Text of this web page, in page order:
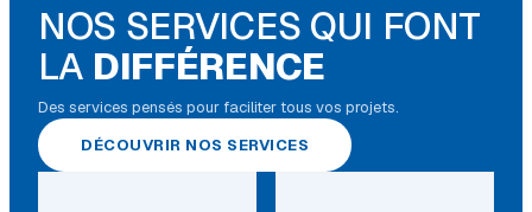
NOS SERVICES QUI FONT
LA DIFFÉRENCE
Des services pensés pour faciliter tous vos projets.
DÉCOUVRIR NOS SERVICES